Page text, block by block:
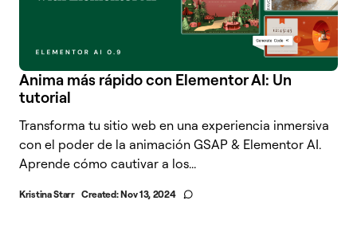
Anima más rápido con Elementor AI: Un
tutorial
Transforma tu sitio web en una experiencia inmersiva
con el poder de la animación GSAP & Elementor AI.
Aprende cómo cautivar a los...
Kristina Starr Created:Nov 13, 2024